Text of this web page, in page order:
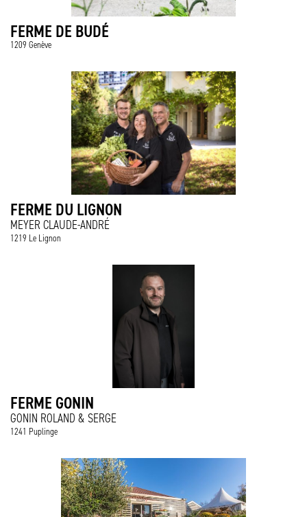
FERME DE BUDÉ
1209 Genève
FERME DU LIGNON
MEYER CLAUDE-ANDRÉ
1219 Le Lignon
FERME GONIN
GONIN ROLAND & SERGE
1241 Puplinge